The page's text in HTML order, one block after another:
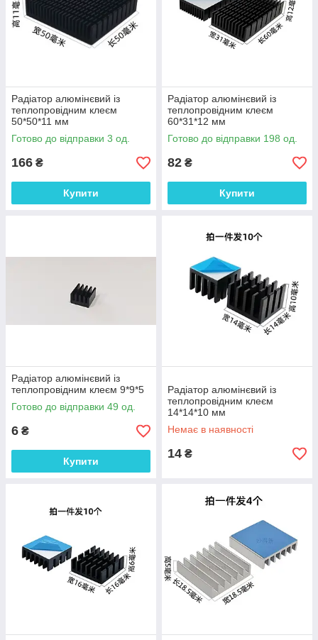
Радіатор алюмінєвий із
теплопровідним клеєм
50*50*11 мм
Готово до відправки 3 од.
166 ₴
Купити
Радіатор алюмінєвий із
теплопровідним клеєм
60*31*12 мм
Готово до відправки 198 од.
82 ₴
Купити
Радіатор алюмінєвий із
теплопровідним клеєм 9*9*5
Готово до відправки 49 од.
6 ₴
Купити
Радіатор алюмінєвий із
теплопровідним клеєм
14*14*10 мм
Немає в наявності
14 ₴